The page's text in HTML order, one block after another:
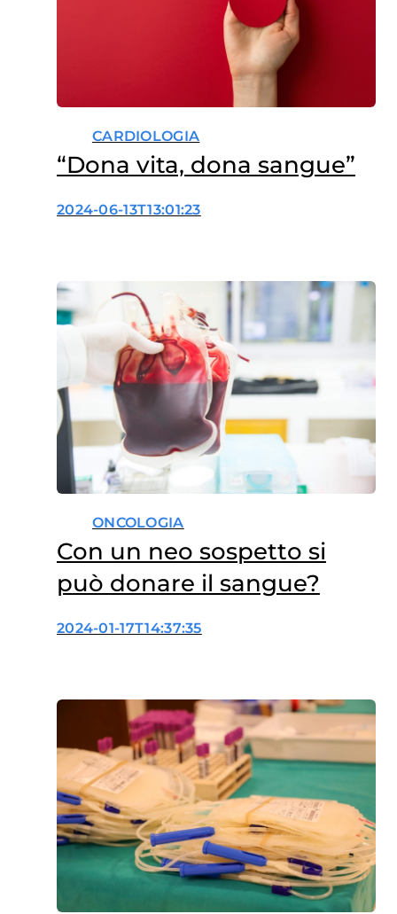
CARDIOLOGIA
“Dona vita, dona sangue”
2024-06-13T13:01:23
ONCOLOGIA
Con un neo sospetto si
può donare il sangue?
2024-01-17T14:37:35